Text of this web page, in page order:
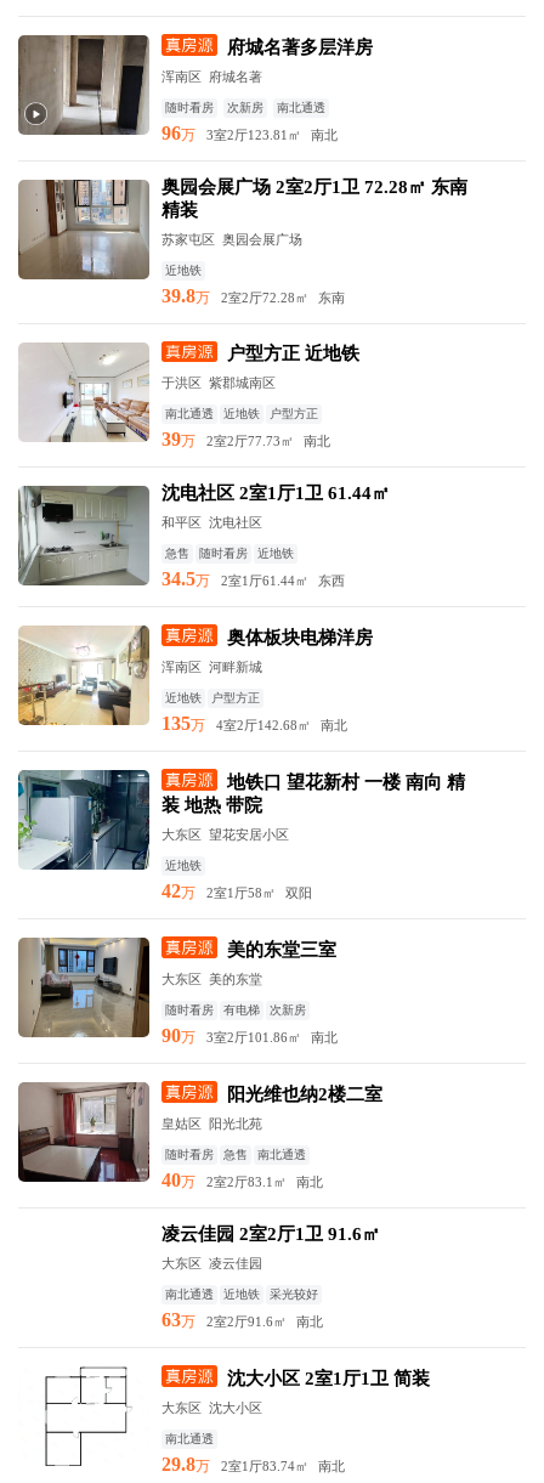
府城名著多层洋房
浑南区 府城名著
随时看房 次新房 南北通透
96万 3室2厅123.81㎡ 南北
奥园会展广场 2室2厅1卫 72.28㎡ 东南
精装
苏家屯区 奥园会展广场
近地铁
39.8万 2室2厅72.28㎡ 东南
户型方正 近地铁
于洪区 紫郡城南区
南北通透 近地铁 户型方正
39万 2室2厅77.73㎡ 南北
沈电社区 2室1厅1卫 61.44㎡
和平区 沈电社区
急售 随时看房 近地铁
34.5万 2室1厅61.44㎡ 东西
奥体板块电梯洋房
浑南区 河畔新城
近地铁 户型方正
135万 4室2厅142.68㎡ 南北
地铁口 望花新村 一楼 南向 精
装 地热 带院
大东区 望花安居小区
近地铁
42万 2室1厅58㎡ 双阳
美的东堂三室
大东区 美的东堂
随时看房 有电梯 次新房
90万 3室2厅101.86㎡ 南北
阳光维也纳2楼二室
皇姑区 阳光北苑
随时看房 急售 南北通透
40万 2室2厅83.1㎡ 南北
凌云佳园 2室2厅1卫 91.6㎡
大东区 凌云佳园
南北通透 近地铁 采光较好
63万 2室2厅91.6㎡ 南北
沈大小区 2室1厅1卫 简装
大东区 沈大小区
南北通透
29.8万 2室1厅83.74㎡ 南北